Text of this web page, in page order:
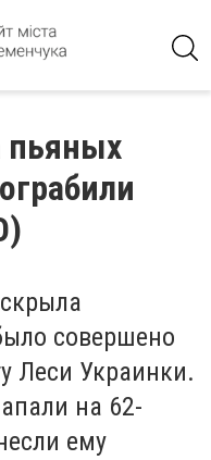
пьяных
совершено
Леси Украинки.
на 62-
ему